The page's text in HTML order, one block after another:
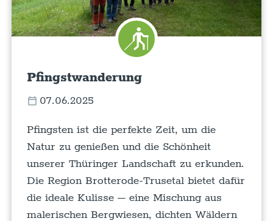
Pfingstwanderung
07.06.2025
Pfingsten ist die perfekte Zeit, um die
Natur zu genießen und die Schönheit
unserer Thüringer Landschaft zu erkunden.
Die Region Brotterode-Trusetal bietet dafür
die ideale Kulisse – eine Mischung aus
malerischen Bergwiesen, dichten Wäldern